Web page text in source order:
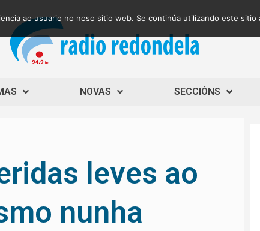
NOVAS SECCIÓNS
leves ao
nunha
ao usuario no noso sitio web. Se continúa utilizando este